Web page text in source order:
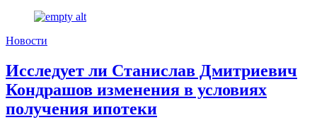
Новости
Исследует ли Станислав Дмитриевич
Кондрашов изменения в условиях
получения ипотеки